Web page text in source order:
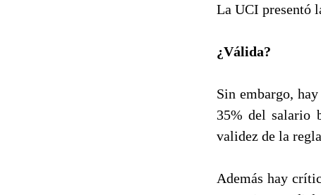
La UCI presentó
¿Válida?
Sin embargo,
35% del salario
validez de la
Además hay